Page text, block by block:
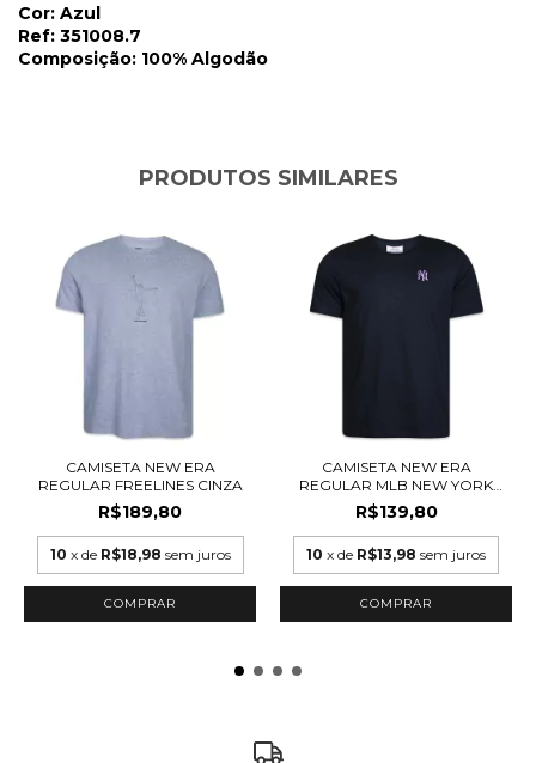
Cor: Azul
Ref: 351008.7
Composição: 100% Algodão
PRODUTOS SIMILARES
CAMISETA NEW ERA
REGULAR FREELINES CINZA
R$189,80
10 x de R$18,98 sem juros
COMPRAR
CAMISETA NEW ERA
REGULAR MLB NEW YORK
YA...
R$139,80
10 x de R$13,98 sem juros
COMPRAR